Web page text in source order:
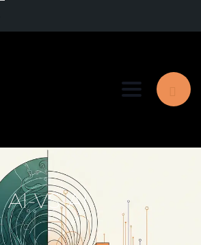
Toggle
AI-VS-AI